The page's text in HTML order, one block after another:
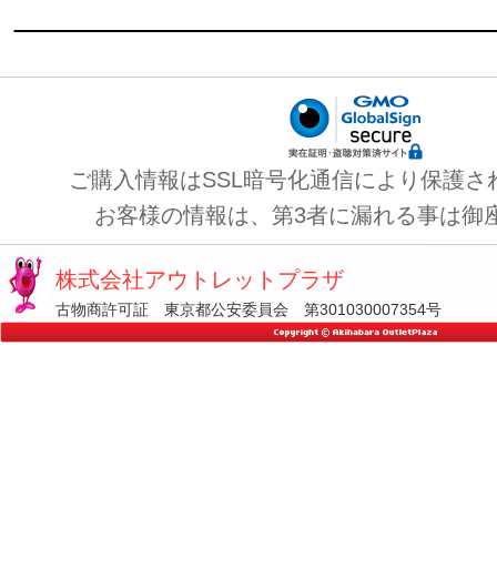
ご購入情報はSSL暗号化通信により保護さ
お客様の情報は、第3者に漏れる事は御
株式会社アウトレットプラザ
古物商許可証 東京都公安委員会 第301030007354号